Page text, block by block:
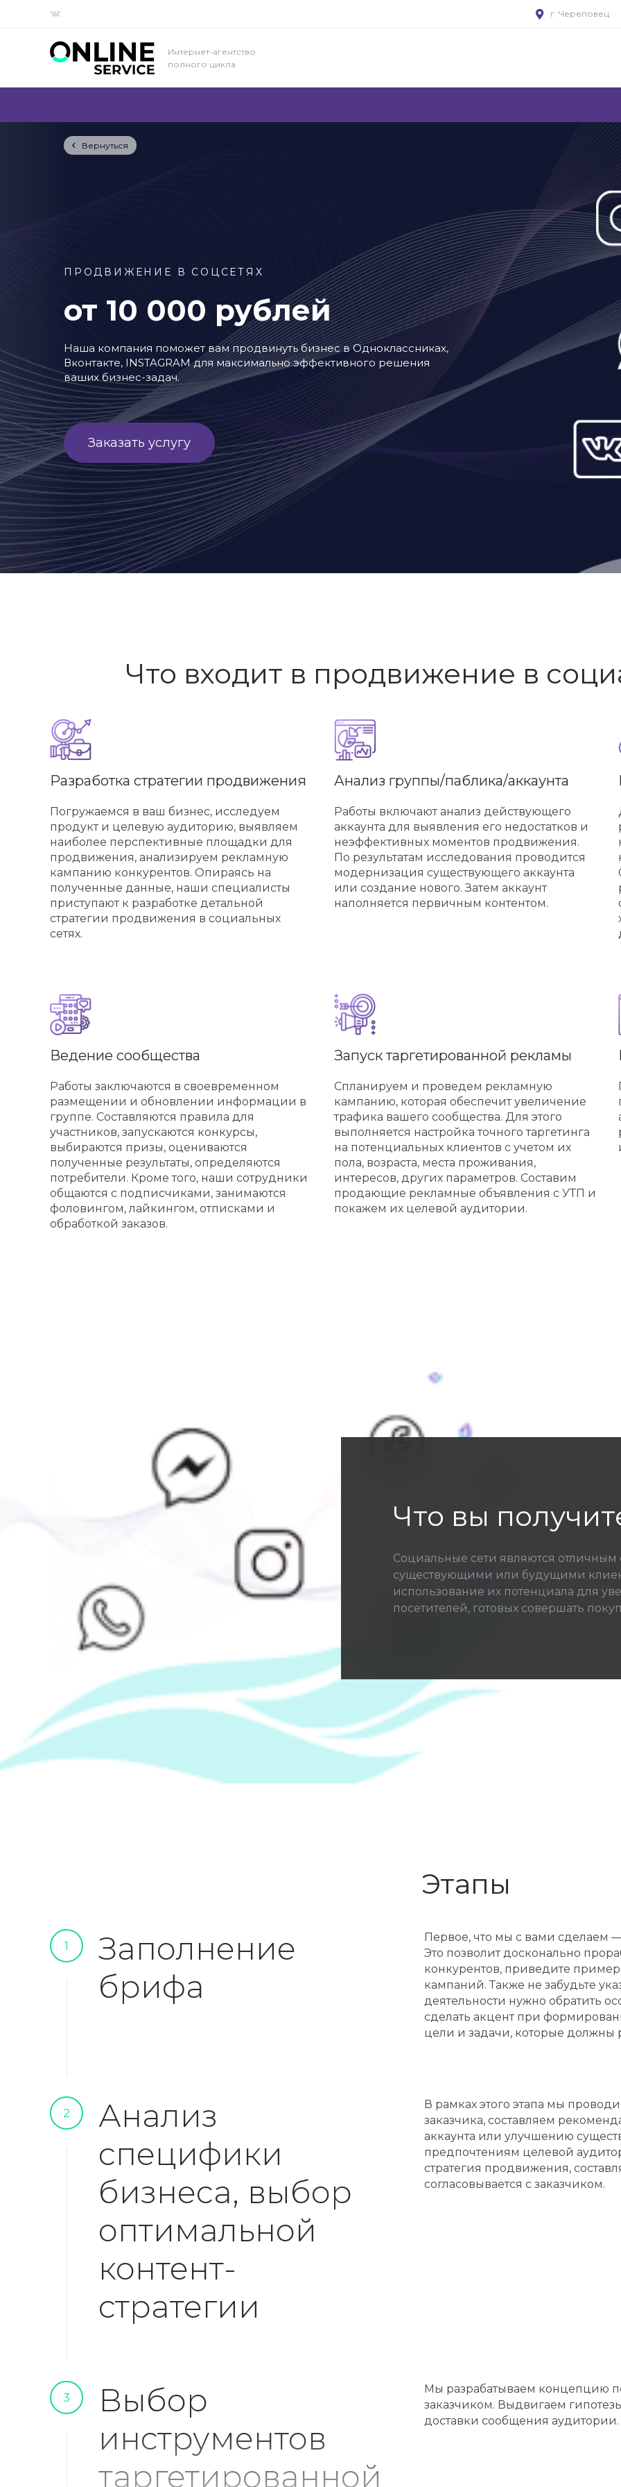
г. Череповец
Интернет-агентство
полного цикла
Вернуться
ПРОДВИЖЕНИЕ В СОЦСЕТЯХ
от 10 000 рублей
Наша компания поможет вам продвинуть бизнес в Одноклассниках,
Вконтакте, INSTAGRAM для максимально эффективного решения
ваших бизнес-задач.
Заказать услугу
Что входит в продвижение в
Разработка стратегии продвижения
Погружаемся в ваш бизнес, исследуем
продукт и целевую аудиторию, выявляем
наиболее перспективные площадки для
продвижения, анализируем рекламную
кампанию конкурентов. Опираясь на
полученные данные, наши специалисты
приступают к разработке детальной
стратегии продвижения в социальных
сетях.
Анализ группы/паблика/аккаунта
Работы включают анализ действующего
аккаунта для выявления его недостатков и
неэффективных моментов продвижения.
По результатам исследования проводится
модернизация существующего аккаунта
или создание нового. Затем аккаунт
наполняется первичным контентом.
Ведение сообщества
Работы заключаются в своевременном
размещении и обновлении информации в
группе. Составляются правила для
участников, запускаются конкурсы,
выбираются призы, оцениваются
полученные результаты, определяются
потребители. Кроме того, наши сотрудники
общаются с подписчиками, занимаются
фоловингом, лайкингом, отписками и
обработкой заказов.
Запуск таргетированной рекламы
Спланируем и проведем рекламную
кампанию, которая обеспечит увеличение
трафика вашего сообщества. Для этого
выполняется настройка точного таргетинга
на потенциальных клиентов с учетом их
пола, возраста, места проживания,
интересов, других параметров. Составим
продающие рекламные объявления с УТП и
покажем их целевой аудитории.
Что вы
Социальные сети являются
существующими или будущими
использование их потенциала для
посетителей, готовых совершать
Этапы
1
Заполнение
брифа
Первое, что мы с вами сделаем
Это позволит досконально
конкурентов, приведите
кампаний. Также не забудьте
деятельности нужно обратить
сделать акцент при
цели и задачи, которые должны
2
Анализ
специфики
бизнеса, выбор
оптимальной
контент-
стратегии
В рамках этого этапа мы
заказчика, составляем
аккаунта или улучшению
предпочтениям целевой
стратегия продвижения,
согласовывается с заказчиком.
3
Выбор
инструментов
таргетированной
Мы разрабатываем концепцию
заказчиком. Выдвигаем
доставки сообщения аудитории.